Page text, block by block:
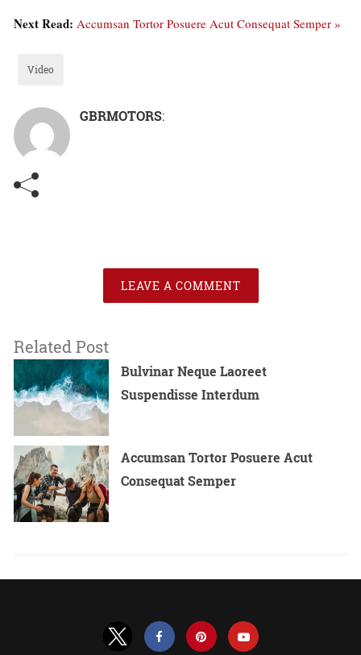
Next Read: Accumsan Tortor Posuere Acut Consequat Semper »
Video
GBRMOTORS:
LEAVE A COMMENT
Related Post
Bulvinar Neque Laoreet
Suspendisse Interdum
Accumsan Tortor Posuere Acut
Consequat Semper